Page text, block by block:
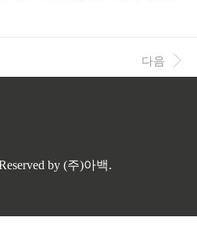
알아보겠습니다. 드
종, 2종, 3종, 4종으
한 시험 과정이 달
~ 150kg 이하
볼 수도 있고, 그 시기를 전후로 하
정 해줬으면 식목일은 산림청 정보
공휴일에 관한 건을 제정하며 공휴
가기 좋은 ..
다음
by (주)아백.